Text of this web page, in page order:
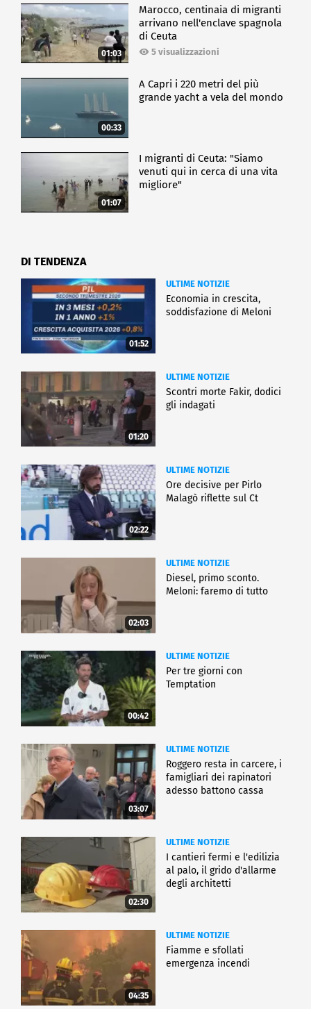
01:03
Marocco, centinaia di migranti
arrivano nell'enclave spagnola
di Ceuta
5 visualizzazioni
00:33
A Capri i 220 metri del più
grande yacht a vela del mondo
01:07
I migranti di Ceuta: "Siamo
venuti qui in cerca di una vita
migliore"
DI TENDENZA
01:52
ULTIME NOTIZIE
Economia in crescita,
soddisfazione di Meloni
01:20
ULTIME NOTIZIE
Scontri morte Fakir, dodici
gli indagati
02:22
ULTIME NOTIZIE
Ore decisive per Pirlo
Malagò riflette sul Ct
02:03
ULTIME NOTIZIE
Diesel, primo sconto.
Meloni: faremo di tutto
00:42
ULTIME NOTIZIE
Per tre giorni con
Temptation
03:07
ULTIME NOTIZIE
Roggero resta in carcere, i
famigliari dei rapinatori
adesso battono cassa
02:30
ULTIME NOTIZIE
I cantieri fermi e l'edilizia
al palo, il grido d'allarme
degli architetti
04:35
ULTIME NOTIZIE
Fiamme e sfollati
emergenza incendi